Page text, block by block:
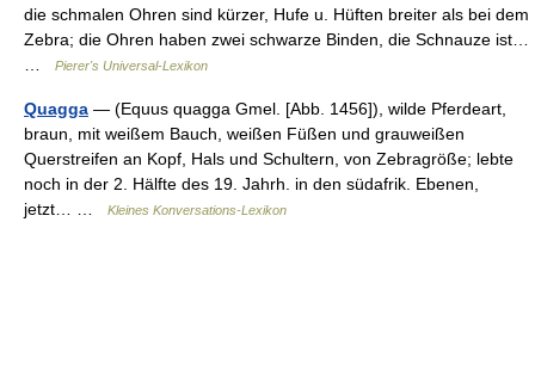
die schmalen Ohren sind kürzer, Hufe u. Hüften breiter als bei dem
Zebra; die Ohren haben zwei schwarze Binden, die Schnauze ist…
Pierer's Universal-Lexikon
Quagga — (Equus quagga Gmel. [Abb. 1456]), wilde Pferdeart,
braun, mit weißem Bauch, weißen Füßen und grauweißen
Querstreifen an Kopf, Hals und Schultern, von Zebragröße; lebte
noch in der 2. Hälfte des 19. Jahrh. in den südafrik. Ebenen,
jetzt… …
Kleines Konversations-Lexikon